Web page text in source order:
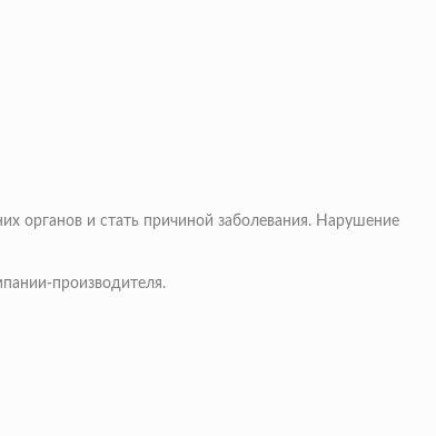
органов и стать причиной заболевания. Нарушение
производителя.